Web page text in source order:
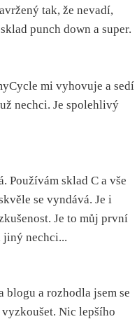
tak, že nevadí,
punch down a super.
mi vyhovuje a sedí
nechci. Je spolehlivý
Používám sklad C a vše
se vyndává. Je i
Je to můj první
jiný nechci...
blogu a rozhodla jsem se
Nic lepšího